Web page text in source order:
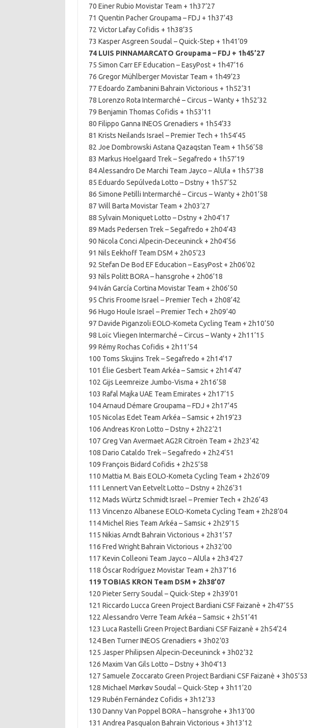
70 Einer Rubio Movistar Team + 1h37’27
71 Quentin Pacher Groupama – FDJ + 1h37’43
72 Victor Lafay Cofidis + 1h38’35
73 Kasper Asgreen Soudal – Quick-Step + 1h41’09
74 LUIS PINNAMARCATO Groupama – FDJ + 1h45’27
75 Simon Carr EF Education – EasyPost + 1h47’16
76 Gregor Mühlberger Movistar Team + 1h49’23
77 Edoardo Zambanini Bahrain Victorious + 1h52’31
78 Lorenzo Rota Intermarché – Circus – Wanty + 1h52’32
79 Benjamin Thomas Cofidis + 1h53’11
80 Filippo Ganna INEOS Grenadiers + 1h54’33
81 Krists Neilands Israel – Premier Tech + 1h54’45
82 Joe Dombrowski Astana Qazaqstan Team + 1h56’58
83 Markus Hoelgaard Trek – Segafredo + 1h57’19
84 Alessandro De Marchi Team Jayco – AlUla + 1h57’38
85 Eduardo Sepúlveda Lotto – Dstny + 1h57’52
86 Simone Petilli Intermarché – Circus – Wanty + 2h01’58
87 Will Barta Movistar Team + 2h03’27
88 Sylvain Moniquet Lotto – Dstny + 2h04’17
89 Mads Pedersen Trek – Segafredo + 2h04’43
90 Nicola Conci Alpecin-Deceuninck + 2h04’56
91 Nils Eekhoff Team DSM + 2h05’23
92 Stefan De Bod EF Education – EasyPost + 2h06’02
93 Nils Politt BORA – hansgrohe + 2h06’18
94 Iván García Cortina Movistar Team + 2h06’50
95 Chris Froome Israel – Premier Tech + 2h08’42
96 Hugo Houle Israel – Premier Tech + 2h09’40
97 Davide Piganzoli EOLO-Kometa Cycling Team + 2h10’50
98 Loïc Vliegen Intermarché – Circus – Wanty + 2h11’15
99 Rémy Rochas Cofidis + 2h11’54
100 Toms Skujins Trek – Segafredo + 2h14’17
101 Élie Gesbert Team Arkéa – Samsic + 2h14’47
102 Gijs Leemreize Jumbo-Visma + 2h16’58
103 Rafal Majka UAE Team Emirates + 2h17’15
104 Arnaud Démare Groupama – FDJ + 2h17’45
105 Nicolas Edet Team Arkéa – Samsic + 2h19’23
106 Andreas Kron Lotto – Dstny + 2h22’21
107 Greg Van Avermaet AG2R Citroën Team + 2h23’42
108 Dario Cataldo Trek – Segafredo + 2h24’51
109 François Bidard Cofidis + 2h25’58
110 Mattia M. Bais EOLO-Kometa Cycling Team + 2h26’09
111 Lennert Van Eetvelt Lotto – Dstny + 2h26’31
112 Mads Würtz Schmidt Israel – Premier Tech + 2h26’43
113 Vincenzo Albanese EOLO-Kometa Cycling Team + 2h28’04
114 Michel Ries Team Arkéa – Samsic + 2h29’15
115 Nikias Arndt Bahrain Victorious + 2h31’57
116 Fred Wright Bahrain Victorious + 2h32’00
117 Kevin Colleoni Team Jayco – AlUla + 2h34’27
118 Óscar Rodríguez Movistar Team + 2h37’16
119 TOBIAS KRON Team DSM + 2h38’07
120 Pieter Serry Soudal – Quick-Step + 2h39’01
121 Riccardo Lucca Green Project Bardiani CSF Faizanè + 2h47’55
122 Alessandro Verre Team Arkéa – Samsic + 2h51’41
123 Luca Rastelli Green Project Bardiani CSF Faizanè + 2h54’24
124 Ben Turner INEOS Grenadiers + 3h02’03
125 Jasper Philipsen Alpecin-Deceuninck + 3h02’32
126 Maxim Van Gils Lotto – Dstny + 3h04’13
127 Samuele Zoccarato Green Project Bardiani CSF Faizanè + 3h05’53
128 Michael Mørkøv Soudal – Quick-Step + 3h11’20
129 Rubén Fernández Cofidis + 3h12’33
130 Danny Van Poppel BORA – hansgrohe + 3h13’00
131 Andrea Pasqualon Bahrain Victorious + 3h13’12